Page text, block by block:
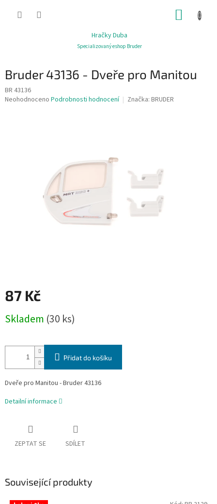
Hračky Duba
Specializovaný eshop Bruder
Bruder 43136 - Dveře pro Manitou
BR 43136
Průměrné
Neohodnoceno Podrobnosti hodnocení Značka: BRUDER
87 Kč
cena:
Skladem (30 ks)
Přidat do košíku
Dveře pro Manitou - Bruder 43136
Detailní informace
ZEPTAT SE SDÍLET
Související produkty